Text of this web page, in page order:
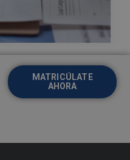
MATRICÚLATE
AHORA